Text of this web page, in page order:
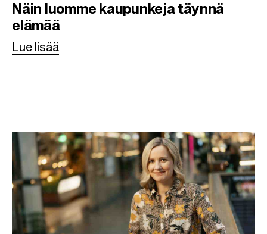
Näin luomme kaupunkeja täynnä
elämää
Lue lisää